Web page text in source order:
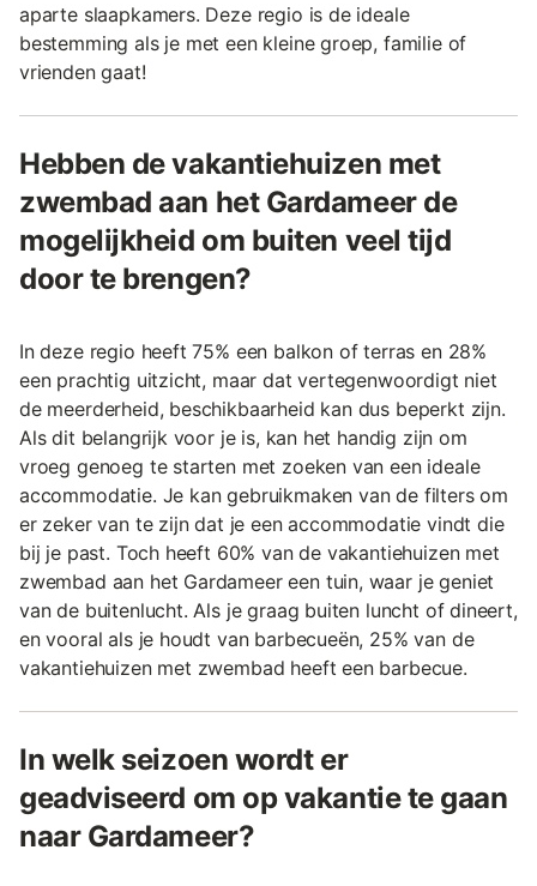
aparte slaapkamers. Deze regio is de ideale
bestemming als je met een kleine groep, familie of
vrienden gaat!
Hebben de vakantiehuizen met
zwembad aan het Gardameer de
mogelijkheid om buiten veel tijd
door te brengen?
In deze regio heeft 75% een balkon of terras en 28%
een prachtig uitzicht, maar dat vertegenwoordigt niet
de meerderheid, beschikbaarheid kan dus beperkt zijn.
Als dit belangrijk voor je is, kan het handig zijn om
vroeg genoeg te starten met zoeken van een ideale
accommodatie. Je kan gebruikmaken van de filters om
er zeker van te zijn dat je een accommodatie vindt die
bij je past. Toch heeft 60% van de vakantiehuizen met
zwembad aan het Gardameer een tuin, waar je geniet
van de buitenlucht. Als je graag buiten luncht of dineert,
en vooral als je houdt van barbecueën, 25% van de
vakantiehuizen met zwembad heeft een barbecue.
In welk seizoen wordt er
geadviseerd om op vakantie te gaan
naar Gardameer?